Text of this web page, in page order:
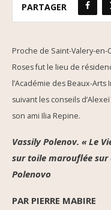
PARTAGER
Proche de Saint-Valery-
Roses fut le lieu de
l’Académie des Beaux-Arts
suivant les conseils
son ami Ilia Repine.
Vassily Polenov. « Le
sur toile marouflée sur
Polenovo
PAR PIERRE MABIRE